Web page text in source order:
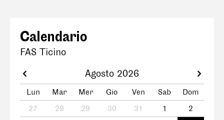
Calendario
FAS Ticino
Agosto 2026
Lun Mar Mer Gio Ven Sab
Dom
27
28 29 30 31 1
2